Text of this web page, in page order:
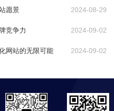
2024-08-29
愿景
2024-09-02
竞争力
2024-09-02
网站的无限可能